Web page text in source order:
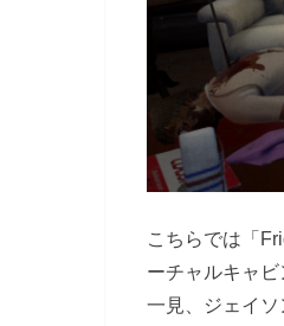
こちらでは「
ーチャルキャビ
一見、ジェイ